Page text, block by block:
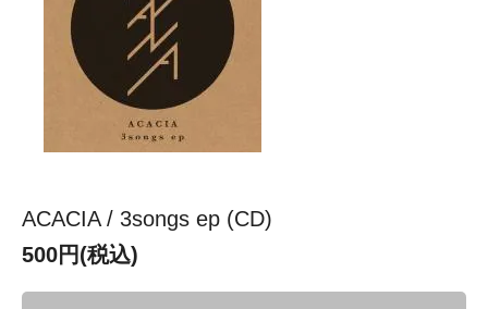
ACACIA / 3songs ep (CD)
500円(税込)